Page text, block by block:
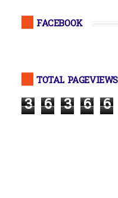
FACEBOOK
TOTAL PAGEVIEWS
3 6 3 6 6